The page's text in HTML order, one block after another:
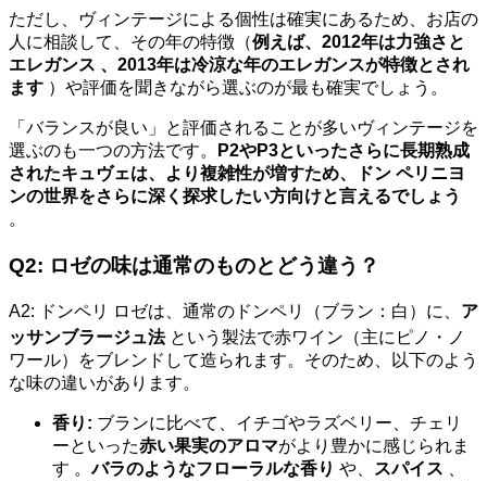
ただし、ヴィンテージによる個性は確実にあるため、お店の
人に相談して、その年の特徴（例えば、2012年は力強さと
エレガンス 、2013年は冷涼な年のエレガンスが特徴とされ
ます ）や評価を聞きながら選ぶのが最も確実でしょう。
「バランスが良い」と評価されることが多いヴィンテージを
選ぶのも一つの方法です。
P2やP3といったさらに長期熟成
されたキュヴェは、より複雑性が増すため、ドン ペリニヨ
ンの世界をさらに深く探求したい方向けと言えるでしょう
。
Q2: ロゼの味は通常のものとどう違う？
A2: ドンペリ ロゼは、通常のドンペリ（ブラン：白）に、 ア
ッサンブラージュ法 という製法で赤ワイン（主にピノ・ノ
ワール）をブレンドして造られます。そのため、以下のよう
な味の違いがあります。
香り: ブランに比べて、イチゴやラズベリー、チェリ
ーといった赤い果実のアロマがより豊かに感じられま
す 。バラのようなフローラルな香り や、 スパイス